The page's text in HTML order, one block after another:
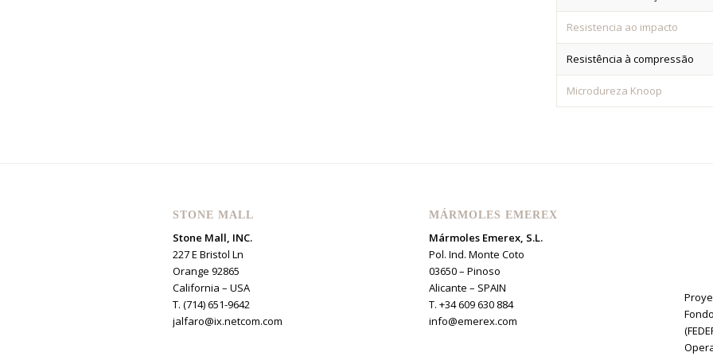
Resistencia ao impacto
Resistência à compressão
Microdureza Knoop
STONE MALL
Stone Mall, INC.
227 E Bristol Ln
Orange 92865
California – USA
T. (714) 651-9642
jalfaro@ix.netcom.com
MÁRMOLES EMEREX
Mármoles Emerex, S.L.
Pol. Ind. Monte Coto
03650 – Pinoso
Alicante – SPAIN
T. +34 609 630 884
info@emerex.com